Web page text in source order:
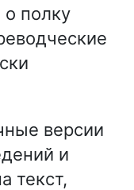
полку
версии
и
текст,